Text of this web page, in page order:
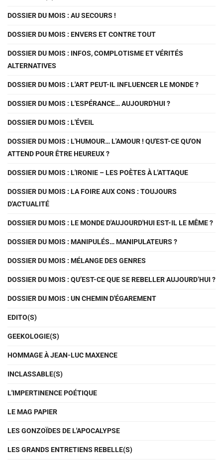
DOSSIER DU MOIS : AU SECOURS !
DOSSIER DU MOIS : ENVERS ET CONTRE TOUT
DOSSIER DU MOIS : INFOS, COMPLOTISME ET VÉRITÉS
ALTERNATIVES
DOSSIER DU MOIS : L'ART PEUT-IL INFLUENCER LE MONDE ?
DOSSIER DU MOIS : L'ESPÉRANCE… AUJOURD'HUI ?
DOSSIER DU MOIS : L'ÉVEIL
DOSSIER DU MOIS : L'HUMOUR… L'AMOUR ! QU'EST-CE QU'ON
ATTEND POUR ÊTRE HEUREUX ?
DOSSIER DU MOIS : L'IRONIE – LES POÈTES À L'ATTAQUE
DOSSIER DU MOIS : LA FOIRE AUX CONS : TOUJOURS
D'ACTUALITÉ
DOSSIER DU MOIS : LE MONDE D'AUJOURD'HUI EST-IL LE MÊME ?
DOSSIER DU MOIS : MANIPULÉS… MANIPULATEURS ?
DOSSIER DU MOIS : MÉLANGE DES GENRES
DOSSIER DU MOIS : QU’EST-CE QUE SE REBELLER AUJOURD’HUI ?
DOSSIER DU MOIS : UN CHEMIN D'ÉGAREMENT
EDITO(S)
GEEKOLOGIE(S)
HOMMAGE À JEAN-LUC MAXENCE
INCLASSABLE(S)
L'IMPERTINENCE POÉTIQUE
LE MAG PAPIER
LES GONZOÏDES DE L'APOCALYPSE
LES GRANDS ENTRETIENS REBELLE(S)